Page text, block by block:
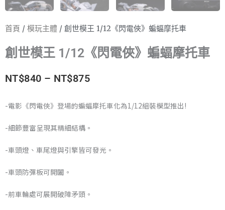
首頁 / 模玩主體 / 創世模王 1/12《閃電俠》蝙蝠摩托車
創世模王 1/12《閃電俠》蝙蝠摩托車
NT$840 – NT$875價
NT$840
NT$875
-電影《閃電俠》登場的蝙蝠摩托車化為1/12組裝模型推出!
-細節豐富呈現其精細結構。
-車頭燈、車尾燈與引擎皆可發光。
-車頭防彈板可開闔。
-前車輪處可展開破障矛頭。